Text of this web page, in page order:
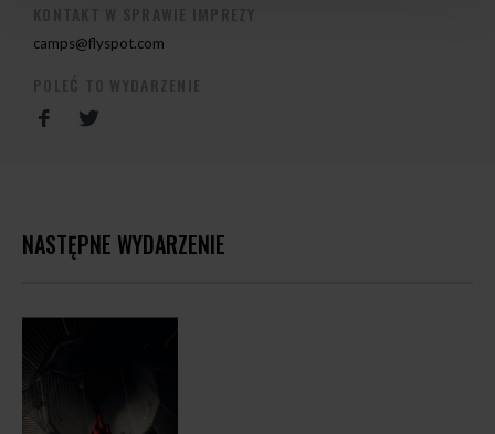
camps@flyspot.com
NASTĘPNE WYDARZENIE